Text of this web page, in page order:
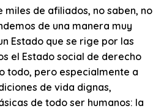
de afiliados, no saben, no
de una manera muy
Estado que se rige por las
el Estado social de derecho
todo, pero especialmente a
de vida dignas,
de todo ser humanos: la